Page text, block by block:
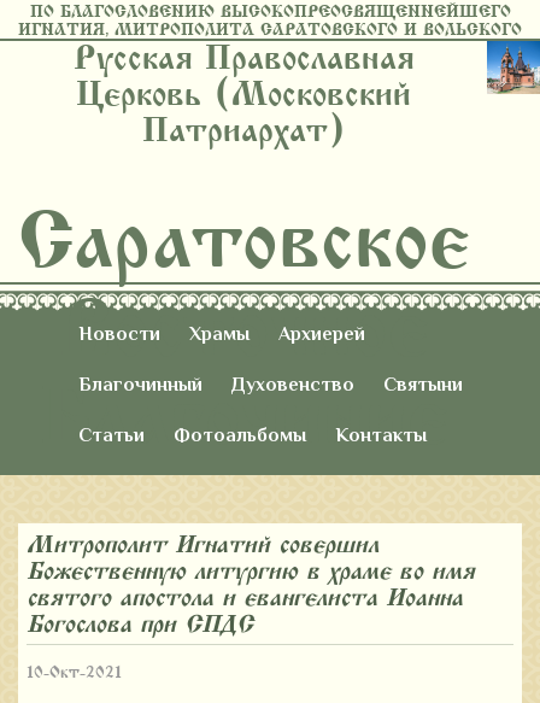
ПО БЛАГОСЛОВЕНИЮ ВЫСОКОПРЕОСВЯЩЕННЕЙШЕГО
ИГНАТИЯ, МИТРОПОЛИТА САРАТОВСКОГО И ВОЛЬСКОГО
Русская Православная
Церковь (Московский
Патриархат)
Саратовское
Восточное
Благочиние
Новости Храмы
Архиерей
Благочинный
Духовенство
Святыни
Статьи
Фотоальбомы Контакты
Митрополит Игнатий совершил
Божественную литургию в храме во имя
святого апостола и евангелиста Иоанна
Богослова при СПДС
10-Окт-2021